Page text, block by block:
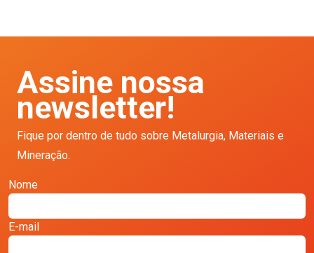
Assine nossa
newsletter!
Fique por dentro de tudo sobre Metalurgia, Materiais e
Mineração.
Nome
E-mail